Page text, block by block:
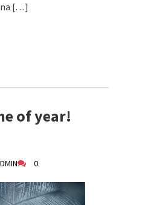
na […]
of year!
0